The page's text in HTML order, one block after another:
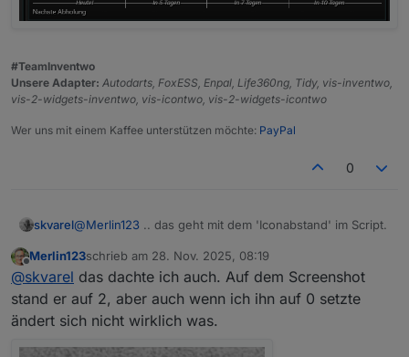
#TeamInventwo
Unsere Adapter: Autodarts, FoxESS, Enpal, Life360ng, Tidy, vis-inventwo,
vis-2-widgets-inventwo, vis-icontwo, vis-2-widgets-icontwo
Wer uns mit einem Kaffee unterstützen möchte: PayPal
0
skvarel@Merlin123 .. das geht mit dem 'Iconabstand' im Script.
Offline
Merlin123schrieb am 28. Nov. 2025, 08:19
zuletzt editiert von
@skvarel das dachte ich auch. Auf dem Screenshot
stand er auf 2, aber auch wenn ich ihn auf 0 setzte
ändert sich nicht wirklich was.